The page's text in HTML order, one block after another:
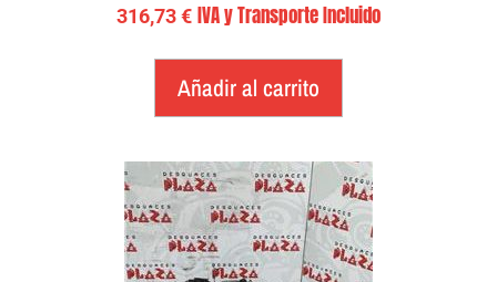
316,73€ IVA y Transporte Incluido
Añadir al carrito